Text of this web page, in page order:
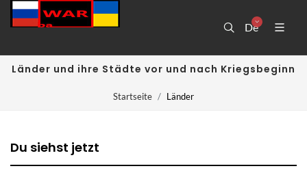
De
Länder und ihre Städte vor und nach Kriegsbeginn
Startseite Länder
Du siehst jetzt